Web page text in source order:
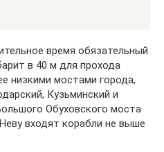
время обязательный
в 40 м для прохода
низкими мостами города,
Кузьминский и
Обуховского моста
входят корабли не выше